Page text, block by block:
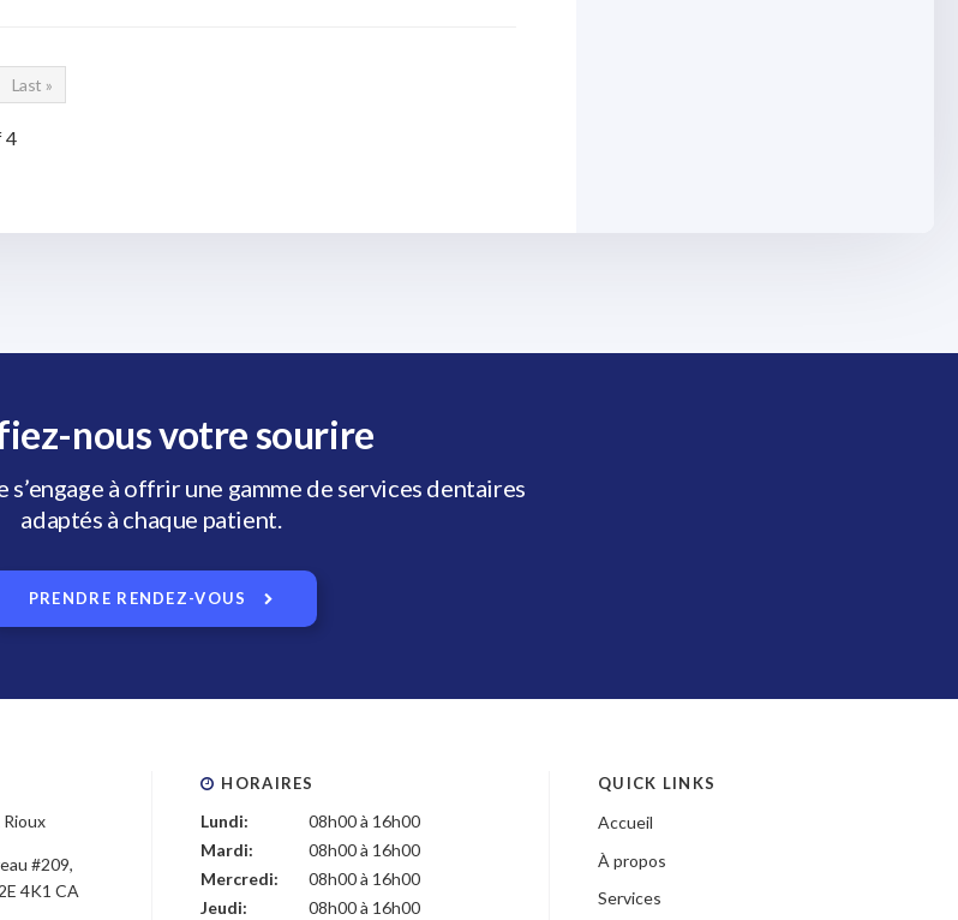
Last »
4
nous votre sourire
à offrir une gamme de services dentaires
adaptés à chaque patient.
PRENDRE RENDEZ-VOUS
#209
4K1 CA
HORAIRES
Lundi:
08h00 à 16h00
Mardi:
08h00 à 16h00
Mercredi:
08h00 à 16h00
Jeudi:
08h00 à 16h00
QUICK LINKS
Accueil
À propos
Services